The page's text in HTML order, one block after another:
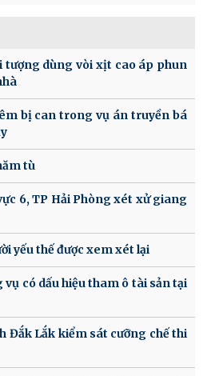
tượng dùng vòi xịt cao áp phun
bị can trong vụ án truyền bá
tù
6, TP Hải Phòng xét xử giang
yếu thế được xem xét lại
có dấu hiệu tham ô tài sản tại
Đắk Lắk kiểm sát cưỡng chế thi